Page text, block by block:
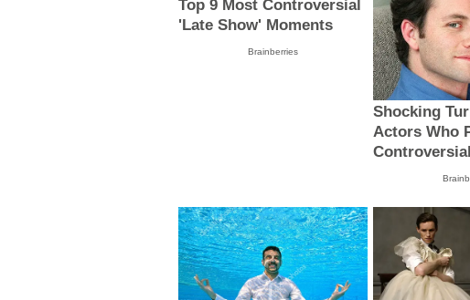
Top 9 Most Controversial
'Late Show' Moments
Brainberries
Shocking
Actors Who